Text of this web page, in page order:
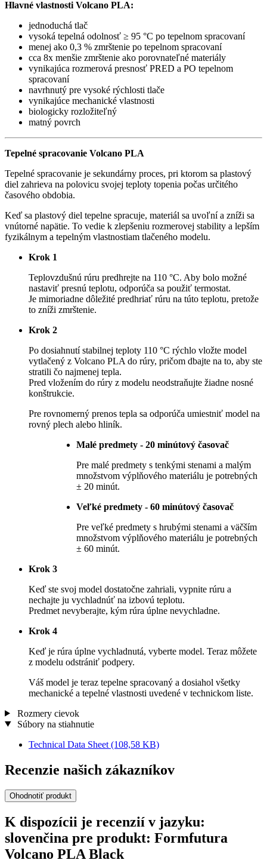
Hlavné vlastnosti Volcano PLA:
jednoduchá tlač
vysoká tepelná odolnosť ≥ 95 °C po tepelnom spracovaní
menej ako 0,3 % zmrštenie po tepelnom spracovaní
cca 8x menšie zmrštenie ako porovnateľné materiály
vynikajúca rozmerová presnosť PRED a PO tepelnom
spracovaní
navrhnutý pre vysoké rýchlosti tlače
vynikajúce mechanické vlastnosti
biologicky rozložiteľný
matný povrch
Tepelné spracovanie Volcano PLA
Tepelné spracovanie je sekundárny proces, pri ktorom sa plastový
diel zahrieva na polovicu svojej teploty topenia počas určitého
časového obdobia.
Keď sa plastový diel tepelne spracuje, materiál sa uvoľní a zníži sa
vnútorné napätie. To vedie k zlepšeniu rozmerovej stability a lepším
fyzikálnym a tepelným vlastnostiam tlačeného modelu.
Krok 1
Teplovzdušnú rúru predhrejte na 110 °C. Aby bolo možné
nastaviť presnú teplotu, odporúča sa použiť termostat.
Je mimoriadne dôležité predhriať rúru na túto teplotu, pretože
to zníži zmrštenie.
Krok 2
Po dosiahnutí stabilnej teploty 110 °C rýchlo vložte model
vytlačený z Volcano PLA do rúry, pričom dbajte na to, aby ste
stratili čo najmenej tepla.
Pred vložením do rúry z modelu neodstraňujte žiadne nosné
konštrukcie.
Pre rovnomerný prenos tepla sa odporúča umiestniť model na
rovný plech alebo hliník.
Malé predmety - 20 minútový časovač
Pre malé predmety s tenkými stenami a malým
množstvom výplňového materiálu je potrebných
± 20 minút.
Veľké predmety - 60 minútový časovač
Pre veľké predmety s hrubými stenami a väčším
množstvom výplňového materiálu je potrebných
± 60 minút.
Krok 3
Keď ste svoj model dostatočne zahriali, vypnite rúru a
nechajte ju vychladnúť na izbovú teplotu.
Predmet nevyberajte, kým rúra úplne nevychladne.
Krok 4
Keď je rúra úplne vychladnutá, vyberte model. Teraz môžete
z modelu odstrániť podpery.
Váš model je teraz tepelne spracovaný a dosiahol všetky
mechanické a tepelné vlastnosti uvedené v technickom liste.
Rozmery cievok
Súbory na stiahnutie
Technical Data Sheet (108,58 KB)
Recenzie našich zákazníkov
Ohodnotiť produkt
K dispozícii je recenzií v jazyku:
slovenčina pre produkt: Formfutura
Volcano PLA Black